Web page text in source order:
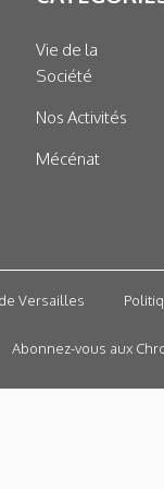
Vie de la
Société
Nos Activités
Mécénat
Versailles
Abonnez-vous aux